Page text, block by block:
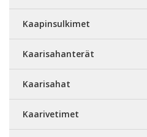
Kaapinsulkimet
Kaarisahanterät
Kaarisahat
Kaarivetimet